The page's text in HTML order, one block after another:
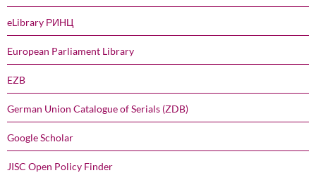
eLibrary РИНЦ
European Parliament Library
EZB
German Union Catalogue of Serials (ZDB)
Google Scholar
JISC Open Policy Finder